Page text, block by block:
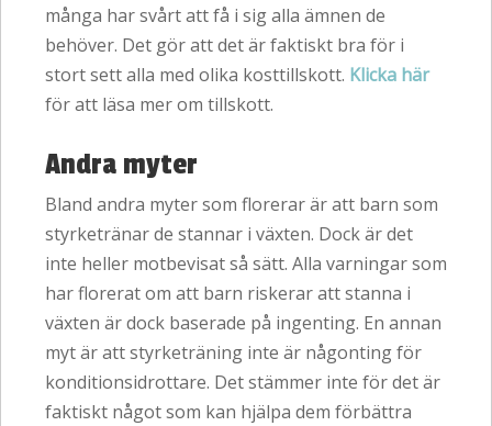
många har svårt att få i sig alla ämnen de
behöver. Det gör att det är faktiskt bra för i
stort sett alla med olika kosttillskott. Klicka här
för att läsa mer om tillskott.
Andra myter
Bland andra myter som florerar är att barn som
styrketränar de stannar i växten. Dock är det
inte heller motbevisat så sätt. Alla varningar som
har florerat om att barn riskerar att stanna i
växten är dock baserade på ingenting. En annan
myt är att styrketräning inte är någonting för
konditionsidrottare. Det stämmer inte för det är
faktiskt något som kan hjälpa dem förbättra